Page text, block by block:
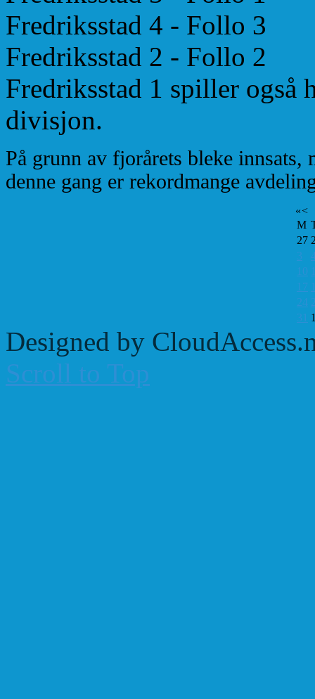
Fredriksstad 4 - Follo 3
Fredriksstad 2 - Follo 2
Fredriksstad 1 spiller også
divisjon.
På grunn av fjorårets bleke
denne gang er rekordmange
«<
M
27
3
10
17
24
31
Designed by
Scroll to Top